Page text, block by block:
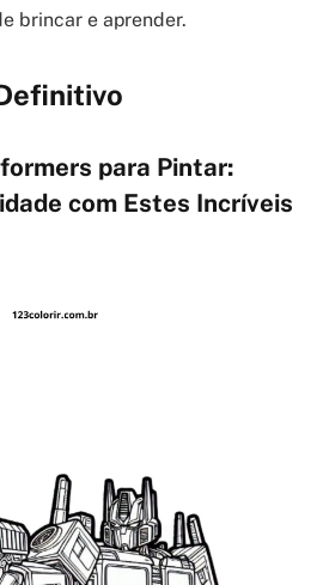
brincar e aprender.
para Pintar:
com Estes Incríveis